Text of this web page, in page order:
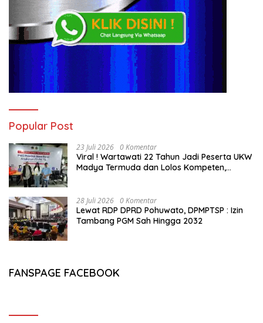
Popular Post
23 Juli 2026 0 Komentar
Viral ! Wartawati 22 Tahun Jadi Peserta UKW
Madya Termuda dan Lolos Kompeten,
28 Juli 2026 0 Komentar
Lewat RDP DPRD Pohuwato, DPMPTSP : Izin
Tambang PGM Sah Hingga 2032
FANSPAGE FACEBOOK